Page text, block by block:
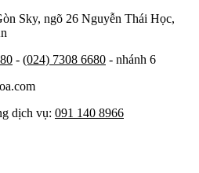
Sky, ngõ 26 Nguyễn Thái Học,
- (024) 7308 6680 - nhánh 6
dịch vụ: 091 140 8966